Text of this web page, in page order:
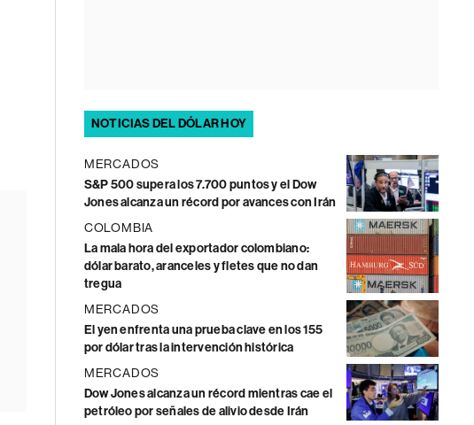
NOTICIAS DEL DÓLAR HOY
MERCADOS
S&P 500 supera los 7.700 puntos y el Dow
Jones alcanza un récord por avances con Irán
COLOMBIA
La mala hora del exportador colombiano:
dólar barato, aranceles y fletes que no dan
tregua
MERCADOS
El yen enfrenta una prueba clave en los 155
por dólar tras la intervención histórica
MERCADOS
Dow Jones alcanza un récord mientras cae el
petróleo por señales de alivio desde Irán